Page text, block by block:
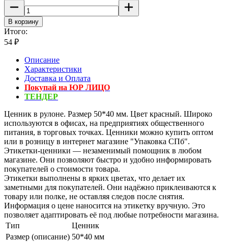
В корзину
Итого:
54 ₽
Описание
Характеристики
Доставка и Оплата
Покупай на ЮР ЛИЦО
ТЕНДЕР
Ценник в рулоне. Размер 50*40 мм. Цвет красный. Широко
используются в офисах, на предприятиях общественного
питания, в торговых точках. Ценники можно купить оптом
или в розницу в интернет магазине "Упаковка СПб".
Этикетки-ценники — незаменимый помощник в любом
магазине. Они позволяют быстро и удобно информировать
покупателей о стоимости товара.
Этикетки выполнены в ярких цветах, что делает их
заметными для покупателей. Они надёжно приклеиваются к
товару или полке, не оставляя следов после снятия.
Информация о цене наносится на этикетку вручную. Это
позволяет адаптировать её под любые потребности магазина.
Тип
Ценник
Размер (описание) 50*40 мм